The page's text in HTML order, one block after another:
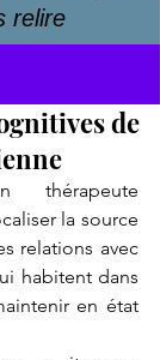
relire
de
thérapeute
la source
relations avec
habitent dans
en état